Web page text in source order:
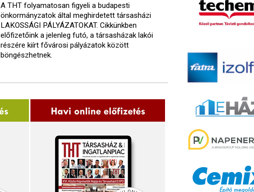
A THT folyamatosan figyeli a budapesti
önkormányzatok által meghirdetett társasházi
LAKOSSÁGI PÁLYÁZATOKAT. Cikkünkben
előfizetőink a jelenleg futó, a társasházak lakói
részére kiírt fővárosi pályázatok között
böngészhetnek.